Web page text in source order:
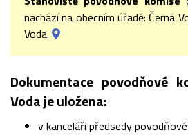
nachází na obecním úřadě: Černá
Voda.
Dokumentace povodňové
Voda je uložena:
v kanceláři předsedy